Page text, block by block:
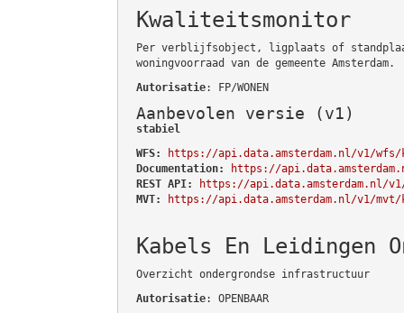
Kwaliteitsmonitor
Per verblijfsobject, ligplaats of
woningvoorraad van de gemeente Amsterdam.
Autorisatie: FP/WONEN
Aanbevolen versie (v1)
stabiel
WFS:
https://api.data.amsterdam.nl/v1/
Documentation:
https://
REST API:
https://api.data.amsterdam.nl/
MVT:
https://api.data.amsterdam.nl/v1/
Kabels En Leidingen
Overzicht ondergrondse infrastructuur
Autorisatie: OPENBAAR